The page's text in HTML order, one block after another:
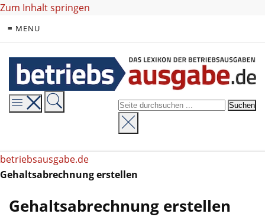
Zum Inhalt springen
≡ MENU
betriebsausgabe.de
Gehaltsabrechnung erstellen
Gehaltsabrechnung erstellen